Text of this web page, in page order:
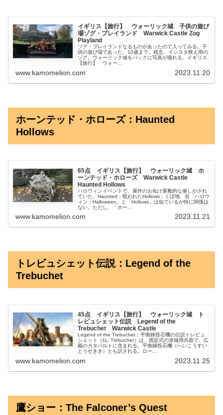
イギリス【旅行】 ウォーリック城 子供の遊び
場ゾグ・プレイランド Warwick Castle Zog
Playland
ゾグ・プレイランドなるものがあったので入ってみる。子
供の遊び場であった。10歳まで。残念。インスタ映え用の
ゾグ。ウォーリック城をバックに写真が撮れる。イギリス
【旅行】 ウォー...
www.kamomelion.com 2023.11.20
ホーンテッド・ホローズ：Haunted
Hollows
65点 イギリス【旅行】 ウォーリック城 ホ
ーンテッド・ホローズ Warwick Castle
Haunted Hollows
ハロウィンイベントで、屋外のお化け屋敷的な催しがされ
ていた。Haunted：呪われたHollows：くぼ地、谷「ハロウ
ィン：Halloween」と「Hollows」は似ているが特に関係は
ない。ただし、「ホー...
www.kamomelion.com 2023.11.21
トレビュシェット伝説：Legend of the
Trebuchet
45点 イギリス【旅行】 ウォーリック城 ト
レビュシェット伝説 Legend of the
Trebuchet Warwick Castle
Legend of the Trebuchet：平衡錘投石機の伝説トレビュ
シェット（仏: Trébuchet）は、固定式の攻城用兵器で、広
義のカタパルトに含まれる。平衡錘投石機（へいこうすい
とうせきき）とも訳される。ロー...
www.kamomelion.com 2023.11.25
鷹ショー：The Falconer’s Quest